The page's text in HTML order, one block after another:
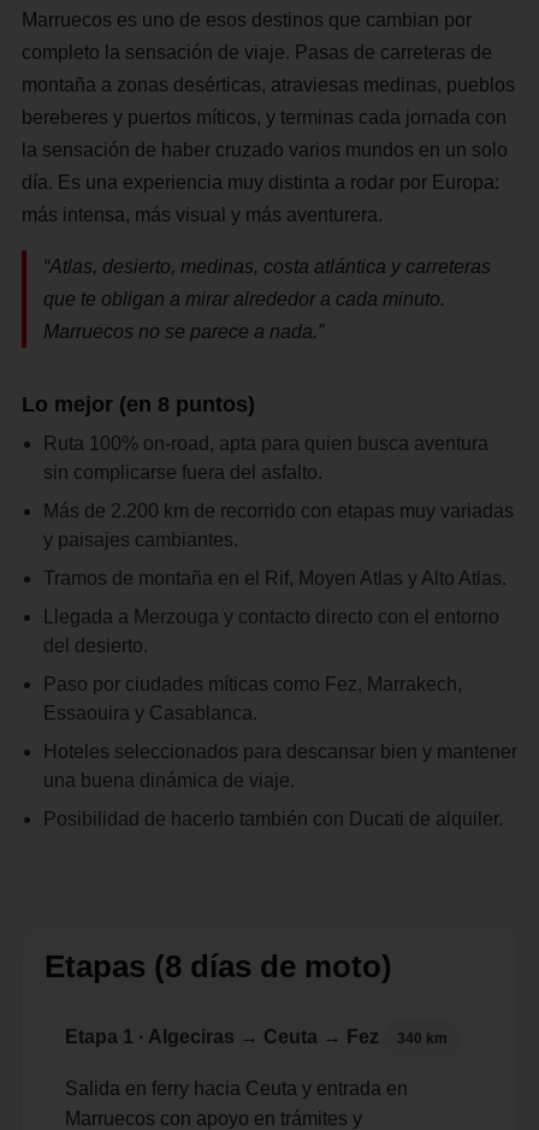
Marruecos es uno de esos destinos que cambian por
completo la sensación de viaje. Pasas de carreteras de
montaña a zonas desérticas, atraviesas medinas, pueblos
bereberes y puertos míticos, y terminas cada jornada con
la sensación de haber cruzado varios mundos en un solo
día. Es una experiencia muy distinta a rodar por Europa:
más intensa, más visual y más aventurera.
“Atlas, desierto, medinas, costa atlántica y carreteras
que te obligan a mirar alrededor a cada minuto.
Marruecos no se parece a nada.”
Lo mejor (en 8 puntos)
Ruta 100% on-road, apta para quien busca aventura
sin complicarse fuera del asfalto.
Más de 2.200 km de recorrido con etapas muy variadas
y paisajes cambiantes.
Tramos de montaña en el Rif, Moyen Atlas y Alto Atlas.
Llegada a Merzouga y contacto directo con el entorno
del desierto.
Paso por ciudades míticas como Fez, Marrakech,
Essaouira y Casablanca.
Hoteles seleccionados para descansar bien y mantener
una buena dinámica de viaje.
Posibilidad de hacerlo también con Ducati de alquiler.
Etapas (8 días de moto)
Etapa 1 · Algeciras → Ceuta → Fez 340 km
Salida en ferry hacia Ceuta y entrada en
Marruecos con apoyo en trámites y